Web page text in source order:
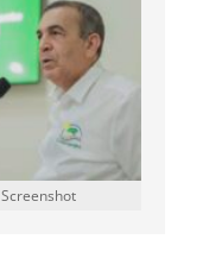
Screenshot